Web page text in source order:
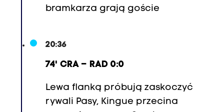
bramkarza grają goście
20:36
74' CRA – RAD 0:0
Lewa flanką próbują zaskoczyć
rywali Pasy, Kingue przecina